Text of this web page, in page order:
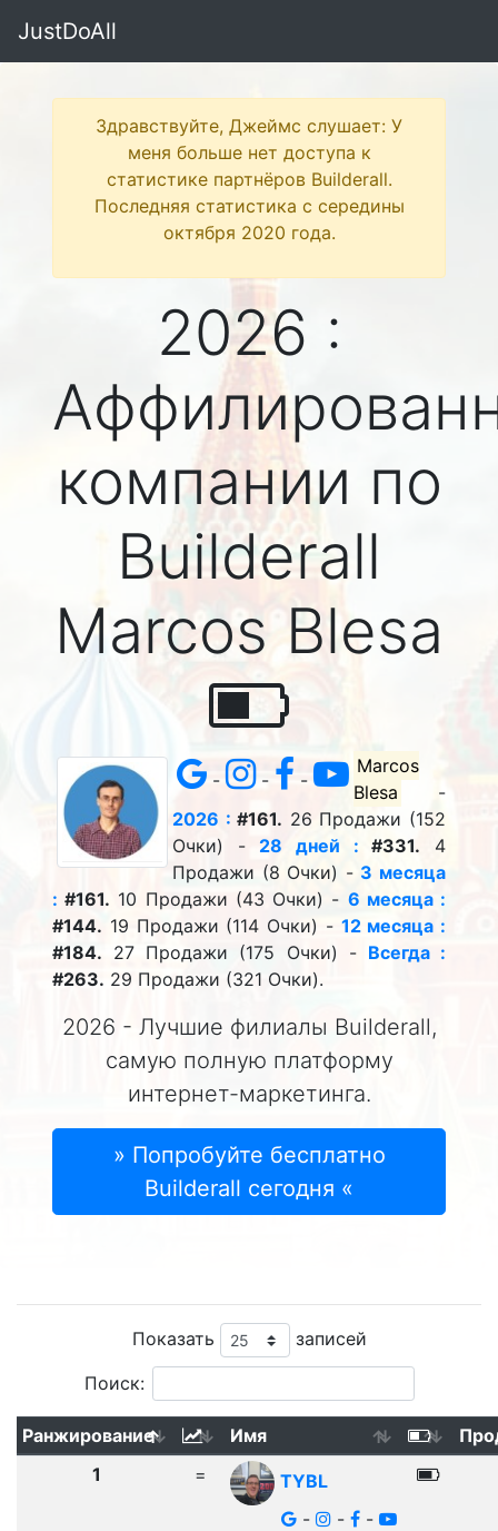
JustDoAll
Здравствуйте, Джеймс слушает: У
меня больше нет доступа к
статистике партнёров Builderall.
Последняя статистика с середины
октября 2020 года.
2026 :
компании по
Builderall
Marcos Blesa
- - -
Marcos
Blesa
-
2026 : #161. 26 Продажи (152
Очки) -28 дней : #331. 4
Продажи (8 Очки) - 3 месяца
: #161. 10 Продажи (43 Очки) - 6 месяца :
#144. 19 Продажи (114 Очки) - 12 месяца :
#184. 27 Продажи (175 Очки) - Всегда :
#263. 29 Продажи (321 Очки).
2026 - Лучшие филиалы Builderall,
самую полную платформу
интернет-маркетинга.
» Попробуйте бесплатно
Builderall сегодня «
Показать записей
Поиск:
Ранжирование Имя
1
=
TYBL
-
-
-